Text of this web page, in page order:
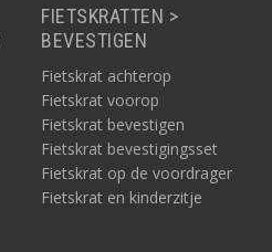
FIETSKRATTEN >
BEVESTIGEN
Fietskrat achterop
Fietskrat voorop
Fietskrat bevestigen
Fietskrat bevestigingsset
Fietskrat op de voordrager
Fietskrat en kinderzitje